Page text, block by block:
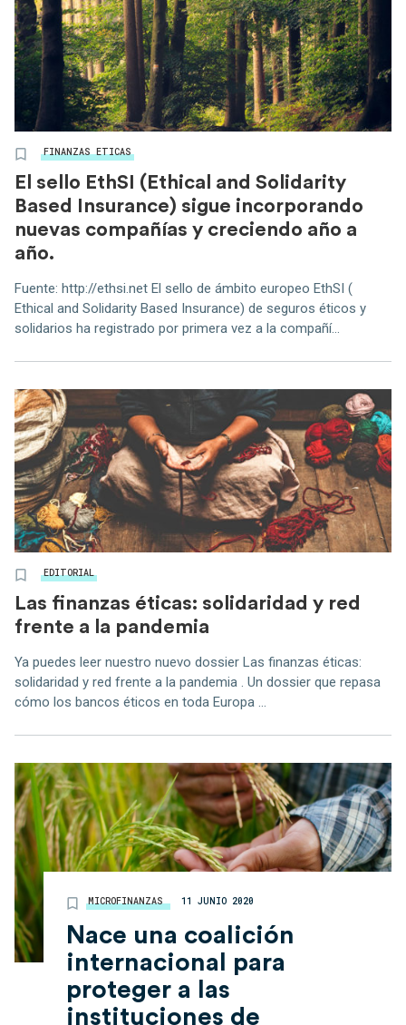
FINANZAS ETICAS
El sello EthSI (Ethical and Solidarity
Based Insurance) sigue incorporando
nuevas compañías y creciendo año a
año.
Fuente: http://ethsi.net El sello de ámbito europeo EthSI (
Ethical and Solidarity Based Insurance) de seguros éticos y
solidarios ha registrado por primera vez a la compañí...
EDITORIAL
Las finanzas éticas: solidaridad y red
frente a la pandemia
Ya puedes leer nuestro nuevo dossier Las finanzas éticas:
solidaridad y red frente a la pandemia . Un dossier que repasa
cómo los bancos éticos en toda Europa ...
MICROFINANZAS 11 JUNIO 2020
Nace una coalición
internacional para
proteger a las
instituciones de